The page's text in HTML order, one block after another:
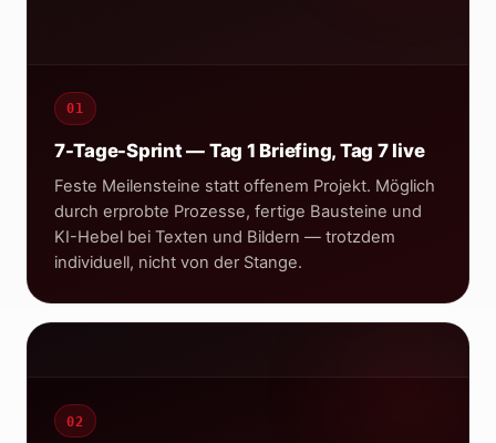
PageSpeed · mobil optimiert
01
7-Tage-Sprint — Tag 1 Briefing, Tag 7 live
Feste Meilensteine statt offenem Projekt. Möglich
durch erprobte Prozesse, fertige Bausteine und
KI-Hebel bei Texten und Bildern — trotzdem
individuell, nicht von der Stange.
02